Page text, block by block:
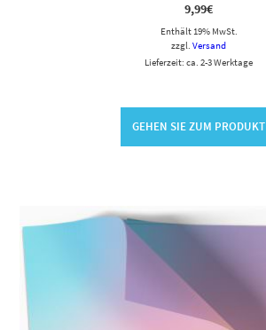
9,99€
Enthält 19% MwSt.
zzgl. Versand
Lieferzeit: ca. 2-3 Werktage
GEHEN SIE ZUM PRODUKT